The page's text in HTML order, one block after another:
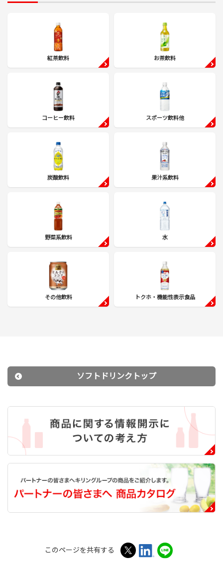
紅茶飲料 お茶飲料
コーヒー飲料 スポーツ飲料他
炭酸飲料 果汁系飲料
野菜系飲料 水
その他飲料 トクホ・機能性表示食品
ソフトドリンクトップ
このページを共有する